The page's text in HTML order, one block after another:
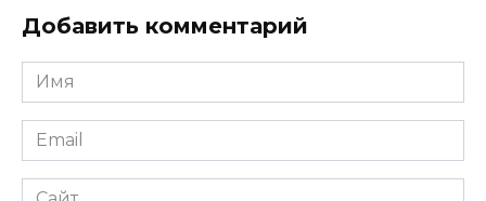
Добавить комментарий
Имя
*
Email
*
Сайт